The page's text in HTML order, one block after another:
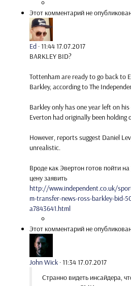
Этот комментарий не
Ed ·11:44 17.07.2017
BARKLEY BID?
Tottenham are ready to go back to
Barkley, according to The
Barkley only has one year left on
Everton had originally been holding
However, reports suggest Daniel
unrealistic.
Вроде как Эвертон готов пойти
цену заявить
http://www.independent.co.uk/
m-transfer-news-ross-barkley-bid-
a7843641.html
Этот комментарий не
John Wick ·11:34 17.07.2017
Странно видеть инсайдера,